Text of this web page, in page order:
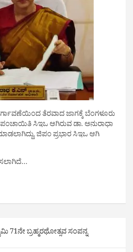
ತೆರವಾದ ಜಾಗಕ್ಕೆ ಬೆಂಗಳೂರು
ಪಂಚಾಯಿತಿ ಸಿಇಒ ಆಗಿರುವ ಡಾ. ಅನುರಾಧಾ
ಜಿಪಂ ಪ್ರಭಾರ ಸಿಇಒ ಆಗಿ
71ನೇ ಬ್ರಹ್ಮರಥೋತ್ಸವ ಸಂಪನ್ನ